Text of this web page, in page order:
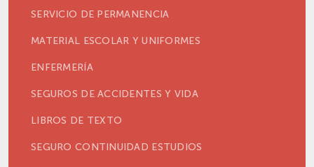
SERVICIO DE PERMANENCIA
MATERIAL ESCOLAR Y UNIFORMES
ENFERMERÍA
SEGUROS DE ACCIDENTES Y VIDA
LIBROS DE TEXTO
SEGURO CONTINUIDAD ESTUDIOS